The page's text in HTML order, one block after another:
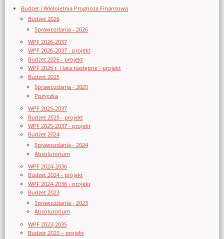
Budżet i Wieloletnia Prognoza Finansowa
Budżet 2026
Sprawozdania - 2026
WPF 2026-2037
WPF 2026-2037 - projekt
Budżet 2026 - projekt
WPF 2026 r. i lata następne - projekt
Budżet 2025
Sprawozdania - 2025
Pożyczka
WPF 2025-2037
Budżet 2025 - projekt
WPF 2025-2037 - projekt
Budżet 2024
Sprawozdania - 2024
Absolutorium
WPF 2024-2036
Budżet 2024 - projekt
WPF 2024-2036 - projekt
Budżet 2023
Sprawozdania - 2023
Absolutorium
WPF 2023-2035
Budżet 2023 – projekt